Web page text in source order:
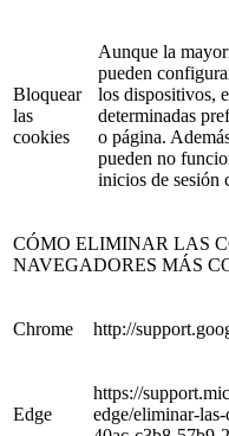
Bloquear
las
cookies
Aunque la
pueden
los dispositivos,
determinadas
o página.
pueden no
inicios de sesión
CÓMO ELIMINAR LAS
NAVEGADORES MÁS
Chrome http://
Edge
https://
edge/eliminar-